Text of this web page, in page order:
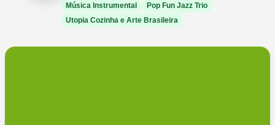
Música Instrumental
Pop Fun Jazz Trio
Utopia Cozinha e Arte Brasileira